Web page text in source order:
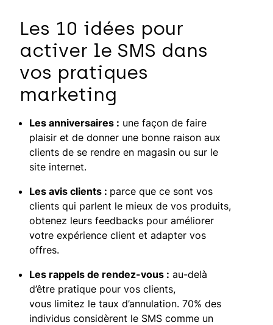
Les 10 idées pour
activer le SMS dans
vos pratiques
marketing
Les anniversaires : une façon de faire
plaisir et de donner une bonne raison aux
clients de se rendre en magasin ou sur le
site internet.
Les avis clients : parce que ce sont vos
clients qui parlent le mieux de vos produits,
obtenez leurs feedbacks pour améliorer
votre expérience client et adapter vos
offres.
Les rappels de rendez-vous : au-delà
d’être pratique pour vos clients,
vous limitez le taux d’annulation. 70% des
individus considèrent le SMS comme un